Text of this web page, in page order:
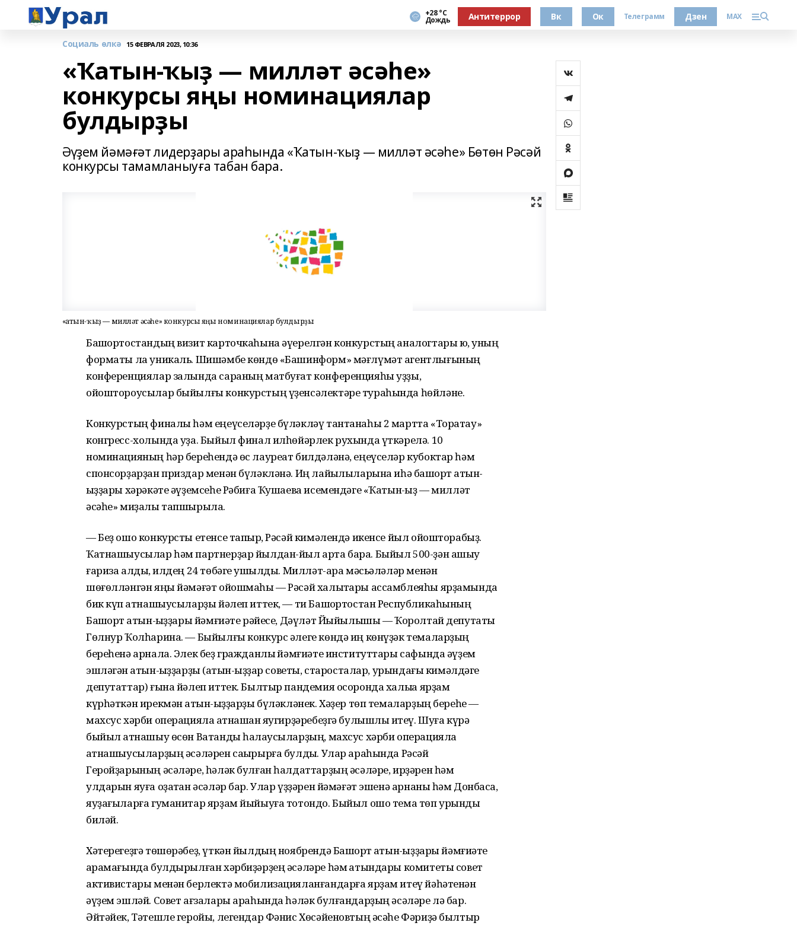
+28 °С
Дождь Антитеррор Вк Ок Телеграмм Дзен MAX
Социаль өлкә 15 ФЕВРАЛЯ 2023, 10:36
«Ҡатын-ҡыҙ — милләт әсәһе»
конкурсы яңы номинациялар
булдырҙы
Әүҙем йәмәғәт лидерҙары араһында «Ҡатын-ҡыҙ — милләт әсәһе» Бөтөн Рәсәй
конкурсы тамамланыуға табан бара.
«Ҡатын-ҡыҙ — милләт әсәһе» конкурсы яңы номинациялар булдырҙы
Башҡортостандың визит карточкаһына әүерелгән конкурстың аналогтары юҡ, уның
форматы ла уникаль. Шишәмбе көндө «Башинформ» мәғлүмәт агентлығының
конференциялар залында сараның матбуғат конференцияһы уҙҙы,
ойоштороусылар быйылғы конкурстың үҙенсәлектәре тураһында һөйләне.
Конкурстың финалы һәм еңеүселәрҙе бүләкләү тантанаһы 2 мартта «Торатау»
конгресс-холында уҙа. Быйыл финал илһөйәрлек рухында үткәрелә. 10
номинацияның һәр береһендә өс лауреат билдәләнә, еңеүселәр кубоктар һәм
спонсорҙарҙан приздар менән бүләкләнә. Иң лайыҡлыларына иһә башҡорт ҡатын-
ҡыҙҙары хәрәкәте әүҙемсеһе Рәбиға Ҡушаева исемендәге «Ҡатын-ҡыҙ — милләт
әсәһе» миҙалы тапшырыла.
— Беҙ ошо конкурсты етенсе тапҡыр, Рәсәй кимәлендә икенсе йыл ойошторабыҙ.
Ҡатнашыусылар һәм партнерҙар йылдан-йыл арта бара. Быйыл 500-ҙән ашыу
ғариза алдыҡ, илдең 24 төбәге ҡушылды. Милләт-ара мәсьәләләр менән
шөғөлләнгән яңы йәмәғәт ойошмаһы — Рәсәй халыҡтары ассамблеяһы ярҙамында
бик күп ҡатнашыусыларҙы йәлеп иттек, — ти Башҡортостан Республикаһының
Башҡорт ҡатын-ҡыҙҙары йәмғиәте рәйесе, Дәүләт Йыйылышы — Ҡоролтай депутаты
Гөлнур Ҡолһарина. — Быйылғы конкурс әлеге көндә иң көнүҙәк темаларҙың
береһенә арнала. Элек беҙ гражданлыҡ йәмғиәте институттары сафында әүҙем
эшләгән ҡатын-ҡыҙҙарҙы (ҡатын-ҡыҙҙар советы, старосталар, урындағы кимәлдәге
депутаттар) ғына йәлеп иттек. Былтыр пандемия осоронда халыҡҡа ярҙам
күрһәткән ирекмән ҡатын-ҡыҙҙарҙы бүләкләнек. Хәҙер төп темаларҙың береһе —
махсус хәрби операцияла ҡатнашҡан яугирҙәребеҙгә булышлыҡ итеү. Шуға күрә
быйыл ҡатнашыу өсөн Ватанды һаҡлаусыларҙың, махсус хәрби операцияла
ҡатнашыусыларҙың әсәләрен саҡырырға булдыҡ. Улар араһында Рәсәй
Геройҙарының әсәләре, һәләк булған һалдаттарҙың әсәләре, ирҙәрен һәм
улдарын яуға оҙатҡан әсәләр бар. Улар үҙҙәрен йәмәғәт эшенә арнаны һәм Донбасҡа,
яуҙағыларға гуманитар ярҙам йыйыуға тотондо. Быйыл ошо тема төп урынды
биләй.
Хәтерегеҙгә төшөрәбеҙ, үткән йылдың ноябрендә Башҡорт ҡатын-ҡыҙҙары йәмғиәте
ҡарамағында булдырылған хәрбиҙәрҙең әсәләре һәм ҡатындары комитеты совет
активистары менән берлектә мобилизацияланғандарға ярҙам итеү йәһәтенән
әүҙем эшләй. Совет ағзалары араһында һәләк булғандарҙың әсәләре лә бар.
Әйтәйек, Тәтешле геройы, легендар Фәнис Хөсәйеновтың әсәһе Фәриҙә былтыр